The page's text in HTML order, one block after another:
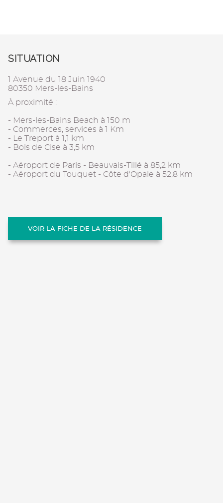
SITUATION
1 Avenue du 18 Juin 1940
80350 Mers-les-Bains
À proximité :
- Mers-les-Bains Beach à 150 m
- Commerces, services à 1 Km
- Le Treport à 1,1 km
- Bois de Cise à 3,5 km
- Aéroport de Paris - Beauvais-Tillé à 85,2 km
- Aéroport du Touquet - Côte d'Opale à 52,8 km
VOIR LA FICHE DE LA RÉSIDENCE